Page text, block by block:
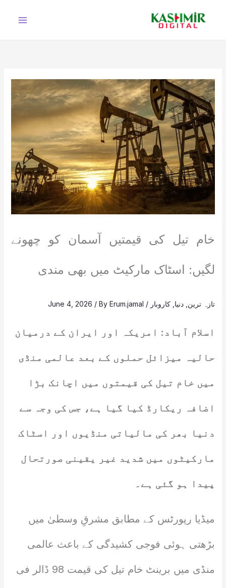
خام تیل کی قیمتیں آسمان کو چھونے
لگیں: اسٹاک مارکیٹ میں بھی مندی
تازہ ترین دنیا کاروبار /
June 4, 2026 / ByErum.jamal
اسلام آباد: امریکہ اور ایران کے درمیان
حالیہ میزائل حملوں کے بعد عالمی منڈی
میں خام تیل کی قیمتوں میں اچانک بڑا
اضافہ ریکارڈ کیا گیا ہے، جس کی وجہ سے
دنیا بھر کی مالیاتی منڈیوں اور اسٹاک
مارکیٹوں میں شدید غیر یقینی صورتحال
پیدا ہو گئی ہے۔
میڈیا رپورٹس کے مطابق مشرقِ وسطیٰ میں
بڑھتی ہوئی فوجی کشیدگی کے باعث عالمی
منڈی میں برینٹ خام تیل کی قیمت 98 ڈالر فی